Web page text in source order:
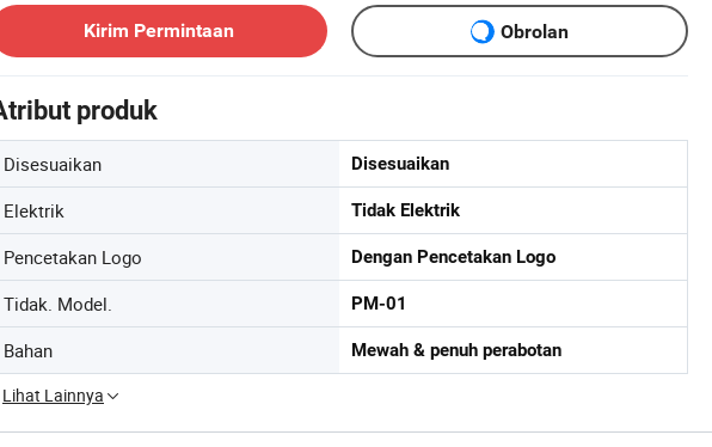
Kirim Permintaan
Obrolan
produk
Disesuaikan Disesuaikan
Elektrik Tidak Elektrik
Pencetakan Logo Dengan Pencetakan Logo
Tidak. Model. PM-01
Bahan Mewah & penuh perabotan
Lihat Lainnya